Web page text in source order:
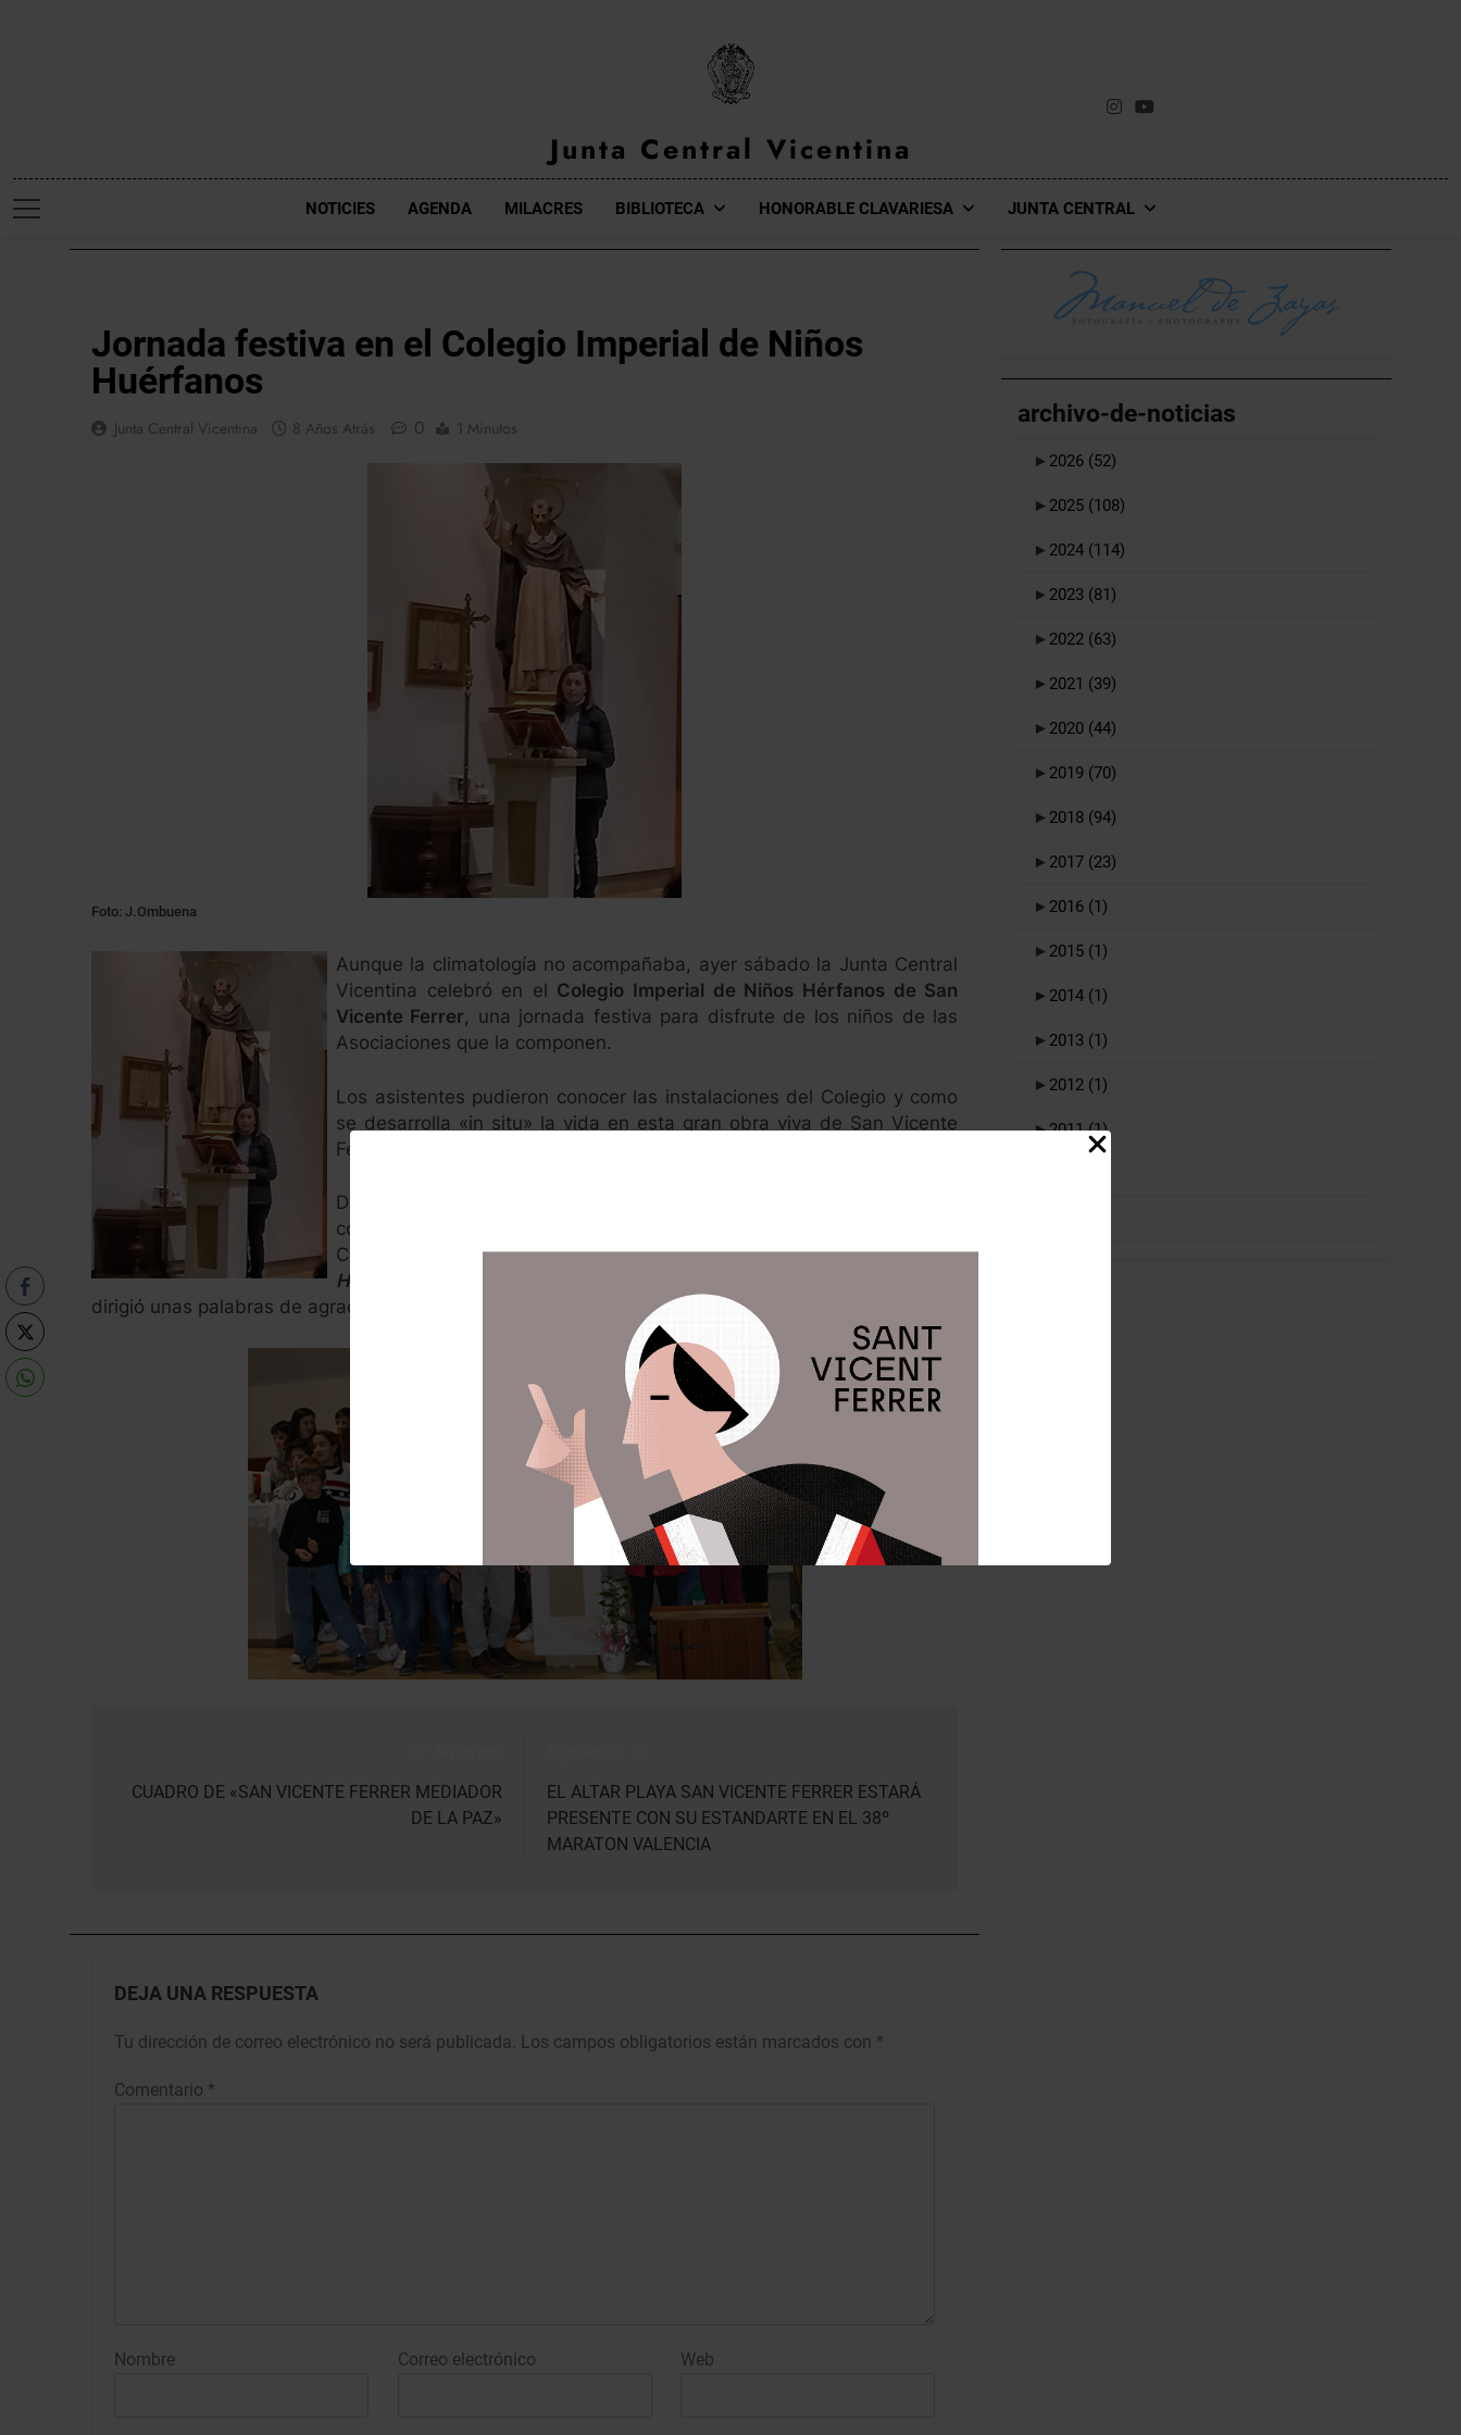
Junta Central Vicentina
Web Oficial De La Junta Central Vicentina De Valencia
NOTICIES AGENDA MILACRES BIBLIOTECA HONORABLE CLAVARIESA JUNTA CENTRAL
Jornada festiva en el Colegio Imperial de Niños
Huérfanos
Junta Central Vicentina 8 Años Atrás 0 1 Minutos
Foto: J.Ombuena
Aunque la climatología no acompañaba, ayer sábado la Junta Central
Vicentina celebró en el Colegio Imperial de Niños Hérfanos de San
Vicente Ferrer, una jornada festiva para disfrute de los niños de las
Asociaciones que la componen.
Los asistentes pudieron conocer las instalaciones del Colegio y como
se desarrolla «in situ» la vida en esta gran obra viva de San Vicente
Ferrer, de la mano del
Disfrutaron también de actividades y juegos durante la jornada,
concluyendo con la celebración de la Eucaristía en la Capilla del
Colegio ante la Reliquia del Santo. Para finalizar el encuentro la
Honorable Clavariesa de las fiestas vicentinas de 2018,
dirigió unas palabras de agradeciemiento a los niños por su inestimable labor en la fiesta.
deCUADRO DE «SAN VICENTE FERRER MEDIADOR
DE LA PAZ»
EL ALTAR PLAYA SAN VICENTE FERRER ESTARÁ
PRESENTE CON SU ESTANDARTE EN EL 38º
MARATON VALENCIA
DEJA UNA RESPUESTA
Tu dirección de correo electrónico no será publicada. Los campos obligatorios están marcados con *
Comentario *
Nombre Correo electrónico Web
archivo-de-noticias
► 2026 (52)
► 2025 (108)
► 2024 (114)
► 2023 (81)
► 2022 (63)
► 2021 (39)
► 2020 (44)
► 2019 (70)
► 2018 (94)
► 2017 (23)
► 2016 (1)
► 2015 (1)
► 2014 (1)
► 2013 (1)
► 2012 (1)
►2011(1)